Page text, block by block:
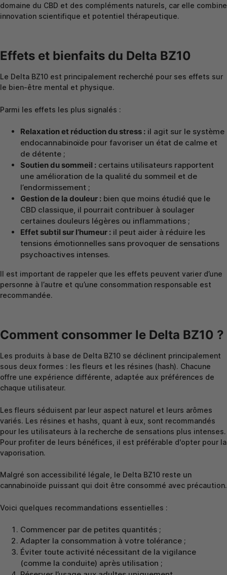
domaine du CBD et des compléments naturels, car elle combine
innovation scientifique et potentiel thérapeutique.
Effets et bienfaits du Delta BZ10
Le Delta BZ10 est principalement recherché pour ses effets sur
le bien-être mental et physique.
Parmi les effets les plus signalés :
Relaxation et réduction du stress : il agit sur le système
endocannabinoïde pour favoriser un état de calme et
de détente ;
Soutien du sommeil : certains utilisateurs rapportent
une amélioration de la qualité du sommeil et de
l’endormissement ;
Gestion de la douleur : bien que moins étudié que le
CBD classique, il pourrait contribuer à soulager
certaines douleurs légères ou inflammations ;
Effet subtil sur l’humeur : il peut aider à réduire les
tensions émotionnelles sans provoquer de sensations
psychoactives intenses.
Il est important de rappeler que les effets peuvent varier d’une
personne à l’autre et qu’une consommation responsable est
recommandée.
Comment consommer le Delta BZ10 ?
Les produits à base de Delta BZ10 se déclinent principalement
sous deux formes : les fleurs et les résines (hash). Chacune
offre une expérience différente, adaptée aux préférences de
chaque utilisateur.
Les fleurs séduisent par leur aspect naturel et leurs arômes
variés. Les résines et hashs, quant à eux, sont recommandés
pour les utilisateurs à la recherche de sensations plus intenses.
Pour profiter de leurs bénéfices, il est préférable d'opter pour la
vaporisation.
Malgré son accessibilité légale, le Delta BZ10 reste un
cannabinoïde puissant qui doit être consommé avec précaution.
Voici quelques recommandations essentielles :
Commencer par de petites quantités ;
Adapter la consommation à votre tolérance ;
Éviter toute activité nécessitant de la vigilance
(comme la conduite) après utilisation ;